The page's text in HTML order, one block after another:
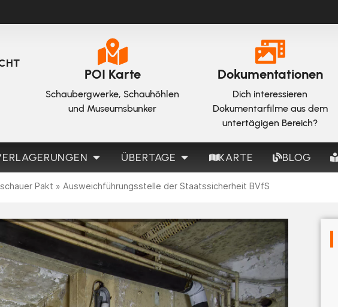
POI Karte
Schaubergwerke, Schauhöhlen
und Museumsbunker
Dokumentationen
Dich interessieren
Dokumentarfilme aus dem
untertägigen Bereich?
ÜBERTAGE KARTE BLOG
Pakt » Ausweichführungsstelle der Staatssicherheit BVfS